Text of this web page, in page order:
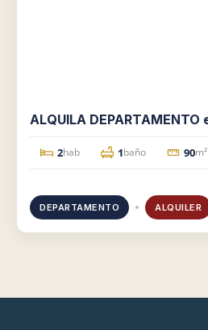
ALQUILA DEPARTAMENTO en Bernardo de
Irigoyen 83
2hab 1baño 90m²
DEPARTAMENTO ALQUILER